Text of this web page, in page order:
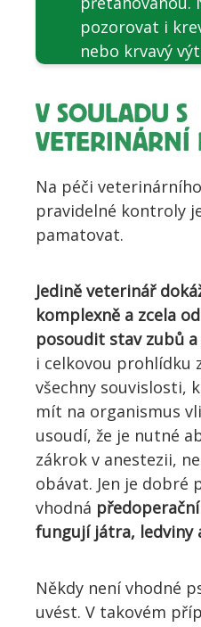
pozorovat i
nebo krvavý
V SOULADU S
VETERINÁRNÍ
Na péči
pravidelné kontroly
pamatovat.
Jedině veterinář
komplexně a zcela
posoudit stav zubů
i celkovou prohlídku
všechny souvislosti,
mít na organismus
usoudí, že je nutné
zákrok v anestezii,
obávat. Jen je dobré
vhodná
fungují játra, ledviny
Někdy není vhodné
uvést. V takovém